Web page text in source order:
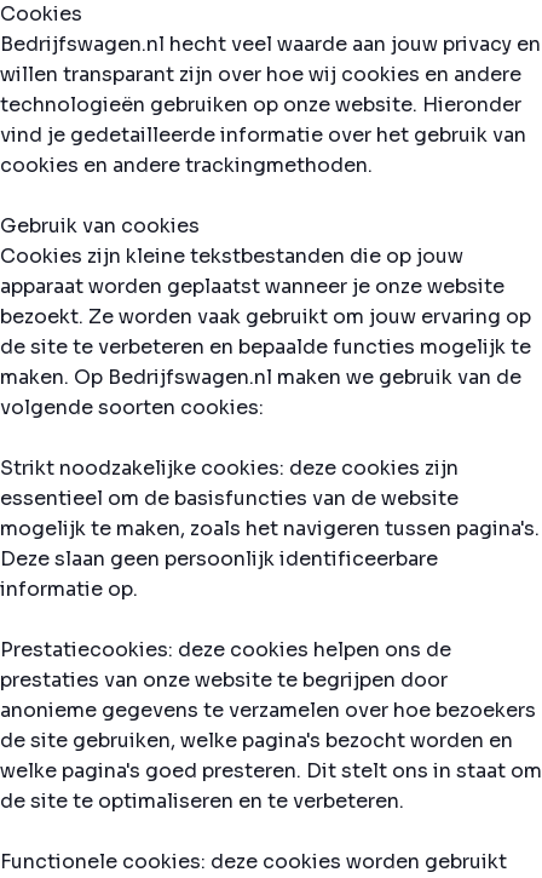
Cookies
Bedrijfswagen.nl hecht veel waarde aan jouw privacy en
willen transparant zijn over hoe wij cookies en andere
technologieën gebruiken op onze website. Hieronder
vind je gedetailleerde informatie over het gebruik van
cookies en andere trackingmethoden.
Gebruik van cookies
Cookies zijn kleine tekstbestanden die op jouw
apparaat worden geplaatst wanneer je onze website
bezoekt. Ze worden vaak gebruikt om jouw ervaring op
de site te verbeteren en bepaalde functies mogelijk te
maken. Op Bedrijfswagen.nl maken we gebruik van de
volgende soorten cookies:
Strikt noodzakelijke cookies: deze cookies zijn
essentieel om de basisfuncties van de website
mogelijk te maken, zoals het navigeren tussen pagina's.
Deze slaan geen persoonlijk identificeerbare
informatie op.
Prestatiecookies: deze cookies helpen ons de
prestaties van onze website te begrijpen door
anonieme gegevens te verzamelen over hoe bezoekers
de site gebruiken, welke pagina's bezocht worden en
welke pagina's goed presteren. Dit stelt ons in staat om
de site te optimaliseren en te verbeteren.
Functionele cookies: deze cookies worden gebruikt